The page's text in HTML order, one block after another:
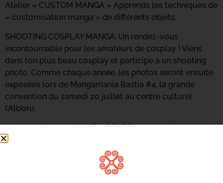
Atelier « CUSTOM MANGA » Apprends les techniques de
« customisation manga » de différents objets.
SHOOTING COSPLAY MANGA. Un rendez-vous
incontournable pour les amateurs de cosplay ! Viens
dans ton plus beau cosplay et participe à un shooting
photo. Comme chaque année, les photos seront ensuite
exposées lors de Mangamania Bastia #4, la grande
convention du samedi 20 juillet au centre culturel
l’Alb’oru.
14h-16h:Atelier « MANGA COVER » ou Atelier «
CUSTOM MANGA » et SHOOTING COSPLAY MANGA